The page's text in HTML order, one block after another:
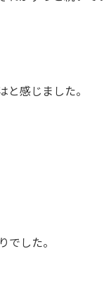
感じました。
でした。